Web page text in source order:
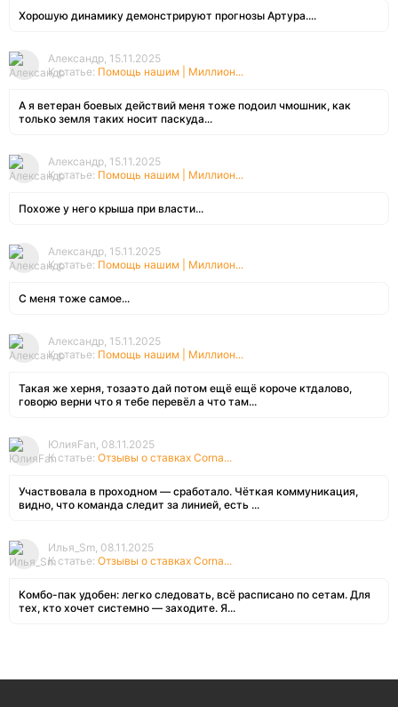
Хорошую динамику демонстрируют прогнозы Артура....
Александр, 15.11.2025
К статье: Помощь нашим | Миллион...
А я ветеран боевых действий меня тоже подоил чмошник, как
только земля таких носит паскуда...
Александр, 15.11.2025
К статье: Помощь нашим | Миллион...
Похоже у него крыша при власти...
Александр, 15.11.2025
К статье: Помощь нашим | Миллион...
С меня тоже самое...
Александр, 15.11.2025
К статье: Помощь нашим | Миллион...
Такая же херня, тозаэто дай потом ещё ещё короче ктдалово,
говорю верни что я тебе перевёл а что там...
ЮлияFan, 08.11.2025
К статье: Отзывы о ставках Corna...
Участвовала в проходном — сработало. Чёткая коммуникация,
видно, что команда следит за линией, есть ...
Илья_Sm, 08.11.2025
К статье: Отзывы о ставках Corna...
Комбо-пак удобен: легко следовать, всё расписано по сетам. Для
тех, кто хочет системно — заходите. Я...